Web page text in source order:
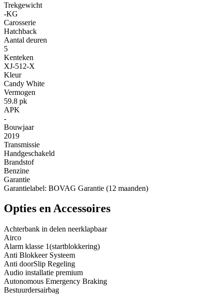
Trekgewicht
-KG
Carosserie
Hatchback
Aantal deuren
5
Kenteken
XJ-512-X
Kleur
Candy White
Vermogen
59.8 pk
APK
-
Bouwjaar
2019
Transmissie
Handgeschakeld
Brandstof
Benzine
Garantie
Garantielabel: BOVAG Garantie (12 maanden)
Opties en Accessoires
Achterbank in delen neerklapbaar
Airco
Alarm klasse 1(startblokkering)
Anti Blokkeer Systeem
Anti doorSlip Regeling
Audio installatie premium
Autonomous Emergency Braking
Bestuurdersairbag